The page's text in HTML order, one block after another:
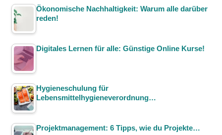
Ökonomische Nachhaltigkeit: Warum alle darüber
reden!
Digitales Lernen für alle: Günstige Online Kurse!
Hygieneschulung für
Lebensmittelhygieneverordnung…
Projektmanagement: 6 Tipps, wie du Projekte…